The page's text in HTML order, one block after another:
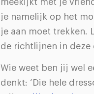
meekijkt met je
je namelijk op het
je aan moet trekken.
de richtlijnen in deze
Wie weet ben jij wel
denkt: ‘Die hele